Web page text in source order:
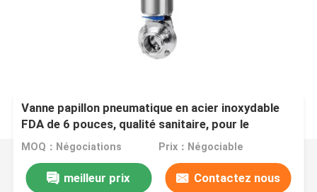
Vanne papillon pneumatique en acier inoxydable
FDA de 6 pouces, qualité sanitaire, pour le
contrôle des fluides
MOQ：Négociations Prix：Négociable
meilleur prix Contactez nous